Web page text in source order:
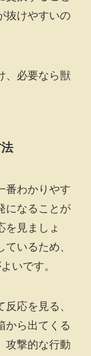
抜けやすいの
、必要なら獣
番わかりやす
になることが
を見ましょ
いるため、
いです。
応を見る、
から出てくる
攻撃的な行動